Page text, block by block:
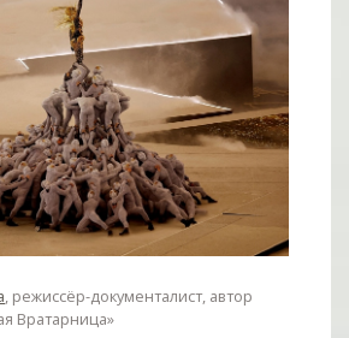
, режиссёр-документалист, автор
Вратарница»